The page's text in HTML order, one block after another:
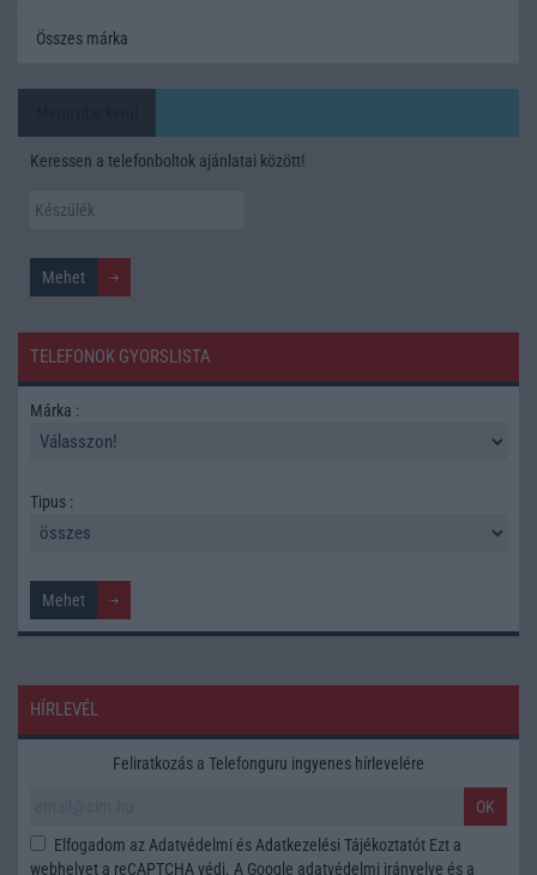
Összes márka
Keressen a telefonboltok ajánlatai között!
TELEFONOK GYORSLISTA
Márka :
Tipus :
HÍRLEVÉL
Feliratkozás a Telefonguru ingyenes hírlevelére
OK
Elfogadom az Adatvédelmi és Adatkezelési Tájékoztatót Ezt a
webhelyet a reCAPTCHA védi. A Google adatvédelmi irányelve és a